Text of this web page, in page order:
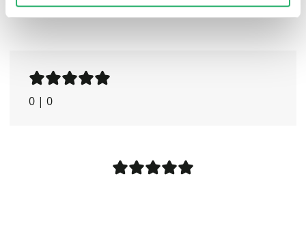
0 | 0